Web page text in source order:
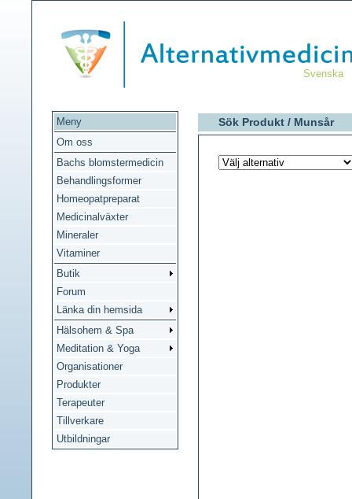
Svenska
Meny
Om oss
Bachs blomstermedicin
Behandlingsformer
Homeopatpreparat
Medicinalväxter
Mineraler
Vitaminer
Butik
Forum
Länka din hemsida
Hälsohem & Spa
Meditation & Yoga
Organisationer
Produkter
Terapeuter
Tillverkare
Utbildningar
Sök Produkt / Munsår